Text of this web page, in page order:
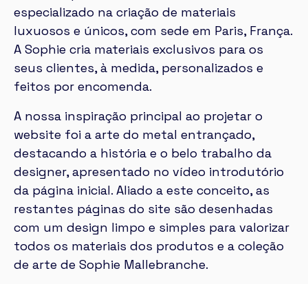
especializado na criação de materiais
luxuosos e únicos, com sede em Paris, França.
A Sophie cria materiais exclusivos para os
seus clientes, à medida, personalizados e
feitos por encomenda.
A nossa inspiração principal ao projetar o
website foi a arte do metal entrançado,
destacando a história e o belo trabalho da
designer, apresentado no vídeo introdutório
da página inicial. Aliado a este conceito, as
restantes páginas do site são desenhadas
com um design limpo e simples para valorizar
todos os materiais dos produtos e a coleção
de arte de Sophie Mallebranche.